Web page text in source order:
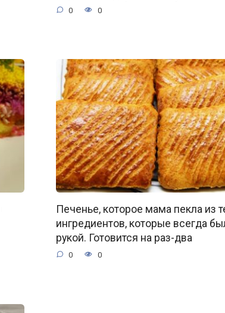
0 0
Печенье, которое мама пекла из
ингредиентов, которые всегда
рукой. Готовится на раз-два
0 0